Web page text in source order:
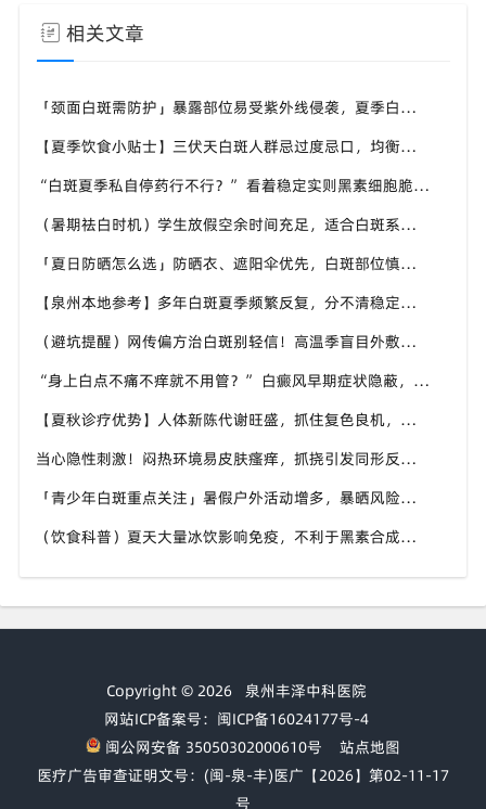
相关文章
「颈面白斑需防护」暴露部位易受紫外线侵袭，夏季白斑优先护好头颈手背，泉州中科白癜风医院给出防护建议
【夏季饮食小贴士】三伏天白斑人群忌过度忌口，均衡补充营养，泉州中科白癜风医院科普白斑人群夏日饮食原则
“白斑夏季私自停药行不行？” 看着稳定实则黑素细胞脆弱，泉州中科白癜风医院提醒切勿自行中断干预
（暑期祛白时机）学生放假空余时间充足，适合白斑系统调理，泉州中科白癜风医院暑期白斑就诊可提前了解
「夏日防晒怎么选」防晒衣、遮阳伞优先，白斑部位慎用刺激性防晒，泉州中科白癜风医院分享硬核防晒思路
【泉州本地参考】多年白斑夏季频繁反复，分不清稳定还是进展期，泉州中科白癜风医院可做白斑专项检测
（避坑提醒）网传偏方治白斑别轻信！高温季盲目外敷易灼伤肌肤，泉州中科白癜风医院倡导规范诊疗
“身上白点不痛不痒就不用管？” 白癜风早期症状隐蔽，泉州中科白癜风医院提醒切勿忽视微小白斑
【夏秋诊疗优势】人体新陈代谢旺盛，抓住复色良机，泉州中科白癜风医院为泉州白癜风患者定制调理方案
当心隐性刺激！闷热环境易皮肤瘙痒，抓挠引发同形反应，泉州中科白癜风医院讲解白癜风防扩散小知识
「青少年白斑重点关注」暑假户外活动增多，暴晒风险上升，泉州中科白癜风医院守护学生群体白斑健康
（饮食科普）夏天大量冰饮影响免疫，不利于黑素合成，泉州中科白癜风医院分享白癜风患者夏日饮食方案
Copyright © 2026 泉州丰泽中科医院
网站ICP备案号：闽ICP备16024177号-4
闽公网安备 35050302000610号
站点地图
医疗广告审查证明文号：(闽-泉-丰)医广【2026】第02-11-17
号